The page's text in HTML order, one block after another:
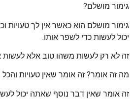
גימור מושלם?
גימור מושלם הוא כאשר אין לך
יכול לעשות כדי לשפר אותו.
זה לא רק לעשות משהו טוב אלא לעשות
מה זה אומר? זה אומר שאין טעויות
זה אומר שאין דבר נוסף שאתה יכול